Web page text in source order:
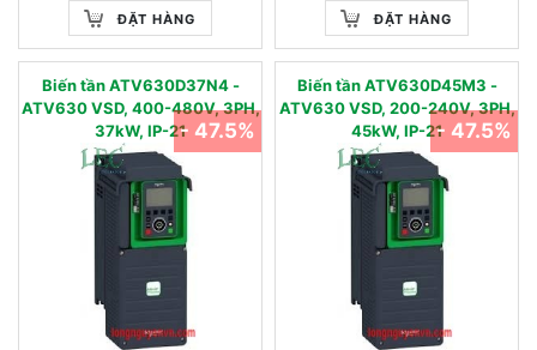
ĐẶT HÀNG ĐẶT HÀNG
Biến tần ATV630D37N4 -
ATV630 VSD, 400-480V, 3PH,
37kW, IP-21- 47.5%
Biến tần ATV630D45M3 -
ATV630 VSD, 200-240V, 3PH,
45kW, IP-21- 47.5%